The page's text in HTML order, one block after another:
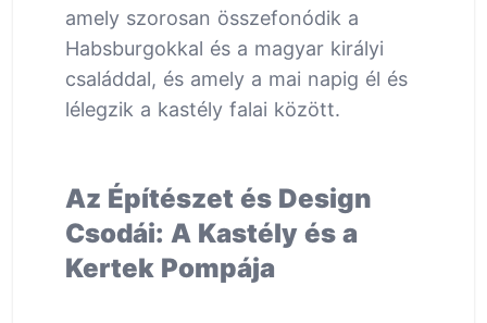
amely szorosan összefonódik a
Habsburgokkal és a magyar királyi
családdal, és amely a mai napig él és
lélegzik a kastély falai között.
Az Építészet és Design
Csodái: A Kastély és a
Kertek Pompája